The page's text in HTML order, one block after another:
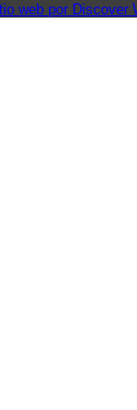
web por Discover